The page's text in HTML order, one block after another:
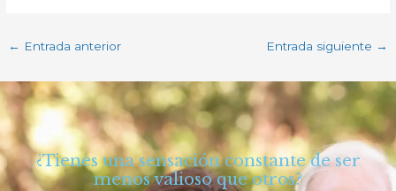
← Entrada anterior Entrada siguiente →
¿Tienes una sensación constante de ser
menos valioso que otros?